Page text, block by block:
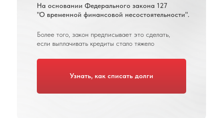
Узнать, как списать долги
На основании Федерального закона 127
"О временной финансовой несостоятельности".
Более того, закон предписывает это сделать,
если выплачивать кредиты стало тяжело